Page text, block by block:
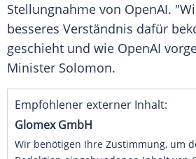
Stellungnahme von OpenAI.
besseres Verständnis dafür
geschieht und wie OpenAI
Minister Solomon.
Empfohlener externer Inhalt:
Glomex GmbH
Wir benötigen Ihre Zustimmung, um